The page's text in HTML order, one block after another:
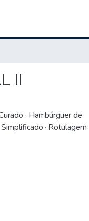
II
· Hambúrguer de
· Rotulagem